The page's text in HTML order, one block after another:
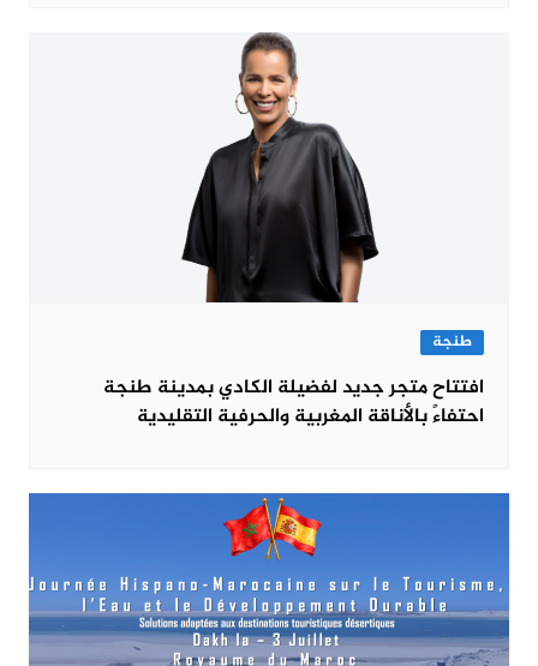
طنجة
افتتاح متجر جديد لفضيلة الكادي بمدينة طنجة
احتفاءً بالأناقة المغربية والحرفية التقليدية